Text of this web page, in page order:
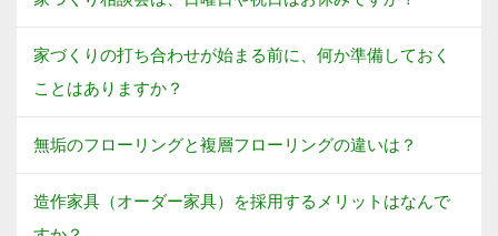
家づくりの打ち合わせが始まる前に、何か準備しておく
ことはありますか？
無垢のフローリングと複層フローリングの違いは？
造作家具（オーダー家具）を採用するメリットはなんで